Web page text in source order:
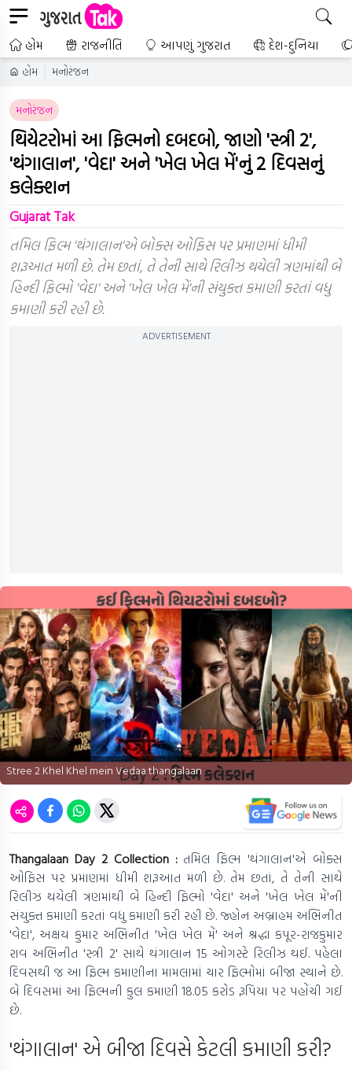
હોમ રાજનીતિ આપણું ગુજરાત દેશ-દુનિયા
હોમ મનોરંજન
મનોરંજન
થિયેટરોમાં આ ફિલ્મનો દબદબો, જાણો 'સ્ત્રી 2',
'થંગાલાન', 'વેદા' અને 'ખેલ ખેલ મેં'નું 2 દિવસનું
કલેક્શન
Gujarat Tak
તમિલ ફિલ્મ 'થંગાલાન'એ બોક્સ ઓફિસ પર પ્રમાણમાં ધીમી
શરૂઆત મળી છે. તેમ છતાં, તે તેની સાથે રિલીઝ થયેલી ત્રણમાંથી બે
હિન્દી ફિલ્મો 'વેદા' અને 'ખેલ ખેલ મેં'ની સંયુક્ત કમાણી કરતાં વધુ
કમાણી કરી રહી છે.
ADVERTISEMENT
Stree 2 Khel Khel mein Vedaa thangalaan
Thangalaan Day 2 Collection :તમિલ ફિલ્મ 'થંગાલાન'એ બોક્સ
ઓફિસ પર પ્રમાણમાં ધીમી શરૂઆત મળી છે. તેમ છતાં, તે તેની સાથે
રિલીઝ થયેલી ત્રણમાંથી બે હિન્દી ફિલ્મો 'વેદા' અને 'ખેલ ખેલ મેં'ની
સંયુક્ત કમાણી કરતાં વધુ કમાણી કરી રહી છે. જ્હોન અબ્રાહમ અભિનીત
'વેદા', અક્ષય કુમાર અભિનીત 'ખેલ ખેલ મેં' અને શ્રદ્ધા કપૂર-રાજકુમાર
રાવ અભિનીત 'સ્ત્રી 2' સાથે થંગાલાન 15 ઓગસ્ટે રિલીઝ થઈ. પહેલા
દિવસથી જ આ ફિલ્મ કમાણીના મામલામાં ચાર ફિલ્મોમાં બીજા સ્થાને છે.
બે દિવસમાં આ ફિલ્મની કુલ કમાણી 18.05 કરોડ રૂપિયા પર પહોંચી ગઈ
છે.
'થંગાલાન' એ બીજા દિવસે કેટલી કમાણી કરી?